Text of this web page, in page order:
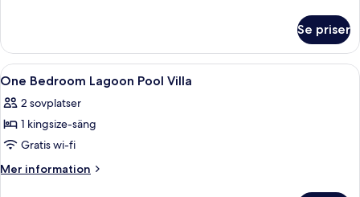
Sea
View
Suite
Se priser
Öppna
alla
foton
för
One
Bedroom
Ett hotellrum med en stor säng,
6
One Bedroom Lagoon Pool Villa
2 sovplatser
1 kingsize-säng
Gratis wi-fi
Mer information
Mer